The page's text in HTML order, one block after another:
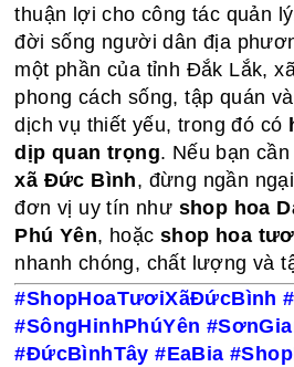
thuận lợi cho công tác quản
đời sống người dân địa
một phần của tỉnh Đắk Lắk,
phong cách sống, tập quán
dịch vụ thiết yếu, trong đó có
dịp quan trọng. Nếu bạn
xã Đức Bình, đừng ngần
đơn vị uy tín như shop hoa
Phú Yên, hoặcshop hoa
nhanh chóng, chất lượng và
#ShopHoaTươiXãĐứcBình
#SôngHinhPhúYên
#ĐứcBìnhTây #EaBia